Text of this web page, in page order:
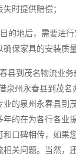
时提供赔偿；
的地后，需要进
保家具的安装质量
到茂名物流业务
泉州永春县到茂
业的泉州永春县到
年的在为各行各业
和口碑相传，如果
相关问题。当然，